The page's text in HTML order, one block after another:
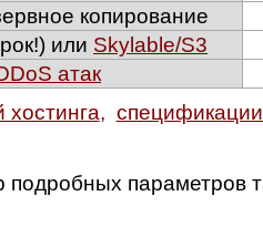
копирование
или Skylable/S3
атак
хостинга, спецификации
подробных параметров